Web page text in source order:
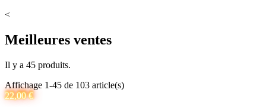
<
Meilleures ventes
Il y a 45 produits.
Affichage 1-45 de 103 article(s)
22,00 €